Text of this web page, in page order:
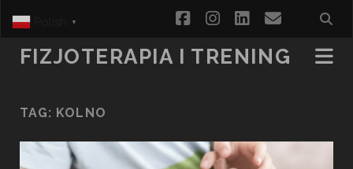
facebookinstagram
linkedinemail
FIZJOTERAPIA I TRENING
TAG: KOLNO
▼